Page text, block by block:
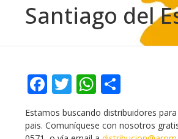
Santiago del
Facebook
TwitterWhatsApp
Estamos buscando distribuidores
pais. Comuníquese con nosotros